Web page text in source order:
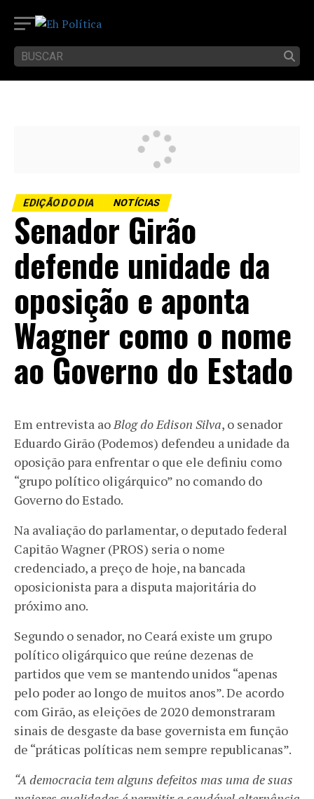
EDIÇÃO DO DIA NOTÍCIAS
Senador Girão
defende unidade da
oposição e aponta
Wagner como o nome
ao Governo do Estado
Em entrevista aoBlog do Edison Silva, o senador
Eduardo Girão (Podemos) defendeu a unidade da
oposição para enfrentar o que ele definiu como
“grupo político oligárquico” no comando do
Governo do Estado.
Na avaliação do parlamentar, o deputado federal
Capitão Wagner (PROS) seria o nome
credenciado, a preço de hoje, na bancada
oposicionista para a disputa majoritária do
próximo ano.
Segundo o senador, no Ceará existe um grupo
político oligárquico que reúne dezenas de
partidos que vem se mantendo unidos “apenas
pelo poder ao longo de muitos anos”. De acordo
com Girão, as eleições de 2020 demonstraram
sinais de desgaste da base governista em função
de “práticas políticas nem sempre republicanas”.
“A democracia tem alguns defeitos mas uma de suas